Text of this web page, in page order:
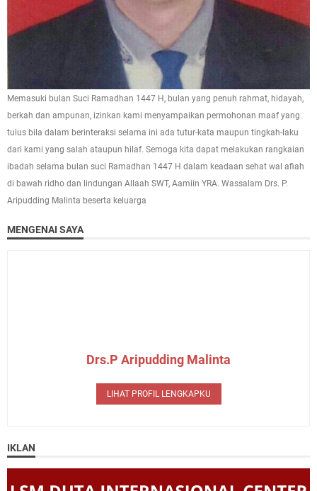
Memasuki bulan Suci Ramadhan 1447 H, bulan yang penuh rahmat, hidayah,
berkah dan ampunan, izinkan kami menyampaikan permohonan maaf yang
tulus bila dalam berinteraksi selama ini ada tutur-kata maupun tingkah-laku
dari kami yang salah ataupun hilaf. Semoga kita dapat melakukan rangkaian
ibadah selama bulan suci Ramadhan 1447 H dalam keadaan sehat wal afiah
di bawah ridho dan lindungan Allaah SWT, Aamiin YRA. Wassalam Drs. P.
Aripudding Malinta beserta keluarga
MENGENAI SAYA
Drs.P Aripudding Malinta
LIHAT PROFIL LENGKAPKU
IKLAN